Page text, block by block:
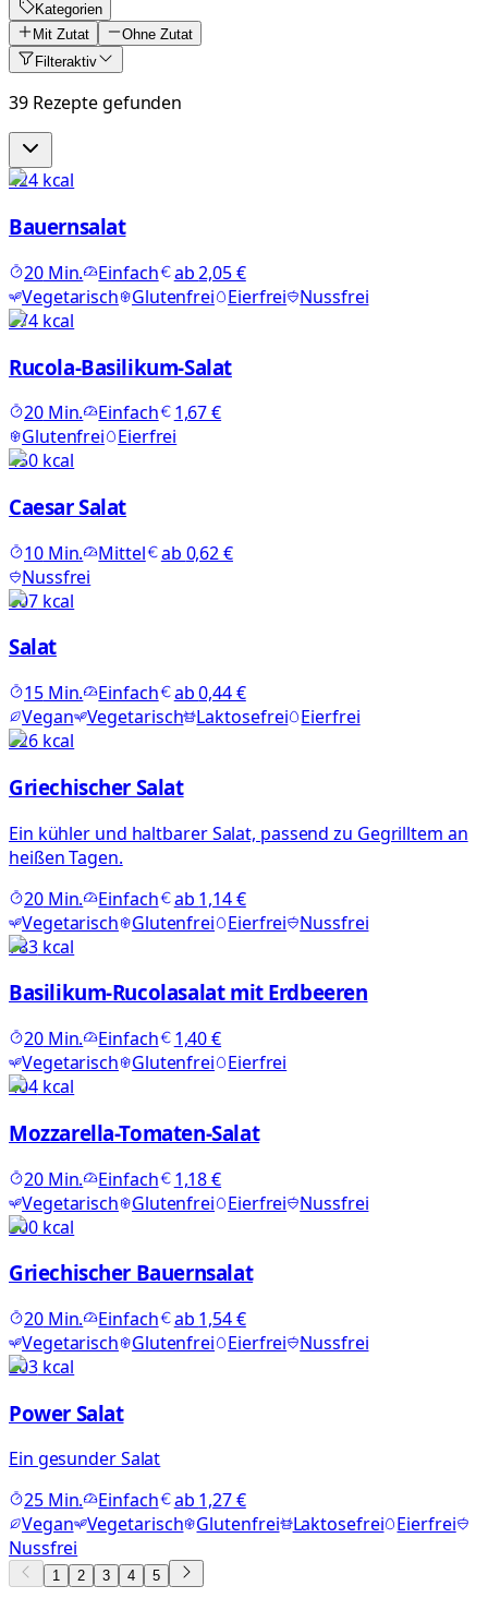
Kategorien
Mit Zutat
Ohne Zutat
Filteraktiv
39 Rezepte gefunden
424kcal
Bauernsalat
20Min. Einfach ab2,05 €
Vegetarisch
Glutenfrei Eierfrei
Nussfrei
374kcal
Rucola-Basilikum-Salat
20Min. Einfach
1,67 €
Glutenfrei
Eierfrei
450kcal
Caesar Salat
10Min. Mittel ab 0,62 €
Nussfrei
607kcal
Salat
15Min. Einfach ab0,44 €
Vegan Vegetarisch Laktosefrei Eierfrei
326kcal
Griechischer Salat
Ein kühler und haltbarer Salat, passend zu Gegrilltem an
heißen Tagen.
20Min. Einfach ab 1,14 €
Vegetarisch
Glutenfrei Eierfrei
Nussfrei
783kcal
Basilikum-Rucolasalat mit Erdbeeren
20Min. Einfach
1,40 €
Vegetarisch
Glutenfrei
Eierfrei
404kcal
Mozzarella-Tomaten-Salat
20Min. Einfach
1,18 €
Vegetarisch
Glutenfrei Eierfrei
Nussfrei
300kcal
Griechischer Bauernsalat
20Min. Einfach ab 1,54 €
Vegetarisch
Glutenfrei Eierfrei
Nussfrei
203kcal
Power Salat
Ein gesunder Salat
25Min. Einfach ab 1,27 €
Vegan Vegetarisch Glutenfrei Laktosefrei Eierfrei
Nussfrei
1 2 3 4 5